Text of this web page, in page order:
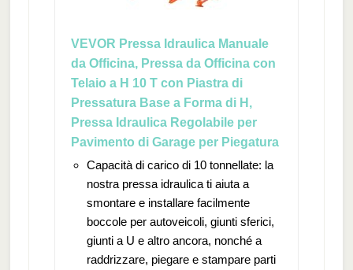
VEVOR Pressa Idraulica Manuale
da Officina, Pressa da Officina con
Telaio a H 10 T con Piastra di
Pressatura Base a Forma di H,
Pressa Idraulica Regolabile per
Pavimento di Garage per Piegatura
Capacità di carico di 10 tonnellate: la
nostra pressa idraulica ti aiuta a
smontare e installare facilmente
boccole per autoveicoli, giunti sferici,
giunti a U e altro ancora, nonché a
raddrizzare, piegare e stampare parti